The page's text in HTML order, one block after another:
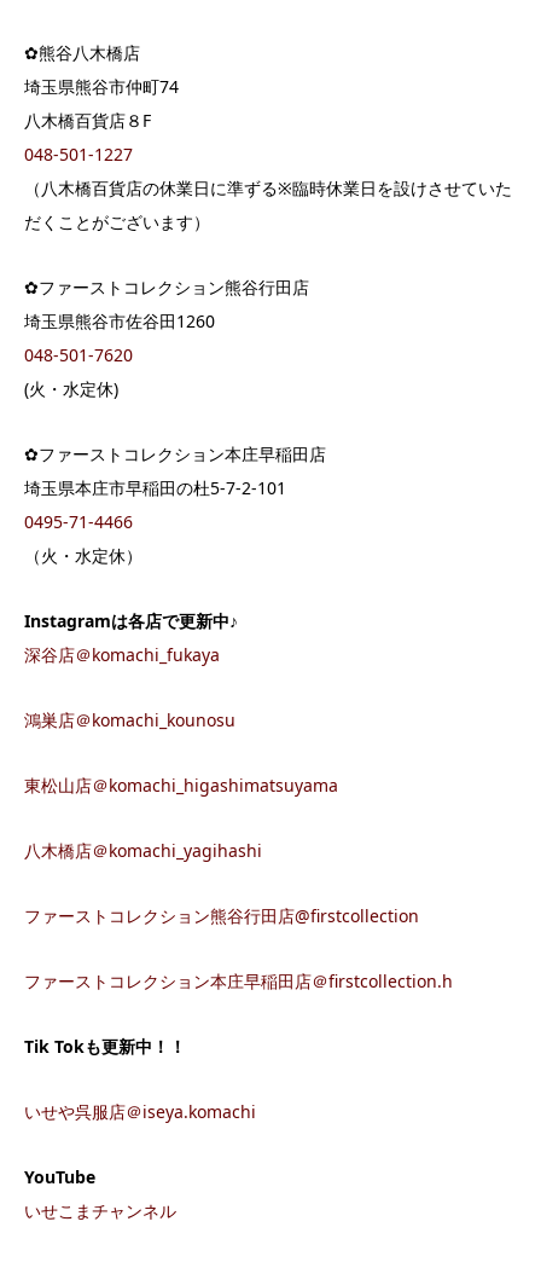
✿熊谷八木橋店
埼玉県熊谷市仲町74
八木橋百貨店８F
048-501-1227
（八木橋百貨店の休業日に準ずる※臨時休業日を設けさせていた
だくことがございます）
✿ファーストコレクション熊谷行田店
埼玉県熊谷市佐谷田1260
048-501-7620
(火・水定休)
✿ファーストコレクション本庄早稲田店
埼玉県本庄市早稲田の杜5-7-2-101
0495-71-4466
（火・水定休）
Instagramは各店で更新中♪
深谷店＠komachi_fukaya
鴻巣店＠komachi_kounosu
東松山店＠komachi_higashimatsuyama
八木橋店＠komachi_yagihashi
ファーストコレクション熊谷行田店@firstcollection
ファーストコレクション本庄早稲田店＠firstcollection.h
Tik Tokも更新中！！
いせや呉服店＠iseya.komachi
YouTube
いせこまチャンネル